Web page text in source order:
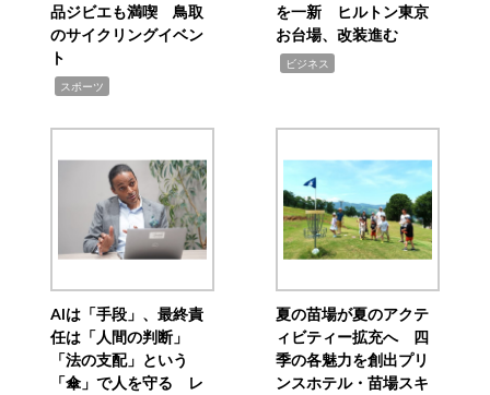
品ジビエも満喫 鳥取
のサイクリングイベン
ト
スポーツ
を一新 ヒルトン東京
お台場、改装進む
ビジネス
AIは「手段」、最終責
任は「人間の判断」
「法の支配」という
「傘」で人を守る レ
夏の苗場が夏のアクテ
ィビティー拡充へ 四
季の各魅力を創出プリ
ンスホテル・苗場スキ